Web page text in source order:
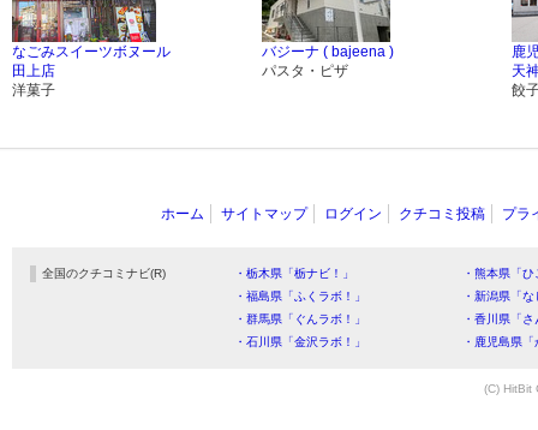
なごみスイーツボヌール
田上店
洋菓子
バジーナ ( bajeena )
パスタ・ピザ
鹿
天
餃
ホーム サイトマップ ログイン クチコミ投稿 プラ
全国のクチコミナビ(R) ・栃木県「栃ナビ！」
・熊本県「
・福島県「ふくラボ！」
・新潟県「
・群馬県「ぐんラボ！」
・香川県「
・石川県「金沢ラボ！」
・鹿児島県
(C) HitBit